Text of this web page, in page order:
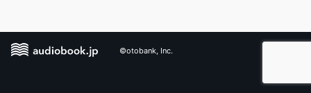
©otobank, Inc.